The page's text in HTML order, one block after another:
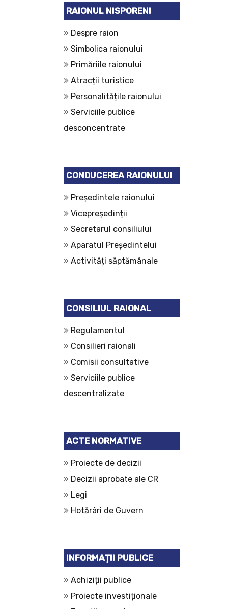
RAIONUL NISPORENI
Despre raion
Simbolica raionului
Primăriile raionului
Atracții turistice
Personalitățile raionului
Serviciile publice
desconcentrate
CONDUCEREA RAIONULUI
Președintele raionului
Vicepreședinții
Secretarul consiliului
Aparatul Președintelui
Activități săptămânale
CONSILIUL RAIONAL
Regulamentul
Consilieri raionali
Comisii consultative
Serviciile publice
descentralizate
ACTE NORMATIVE
Proiecte de decizii
Decizii aprobate ale CR
Legi
Hotărâri de Guvern
INFORMAȚII PUBLICE
Achiziții publice
Proiecte investiționale